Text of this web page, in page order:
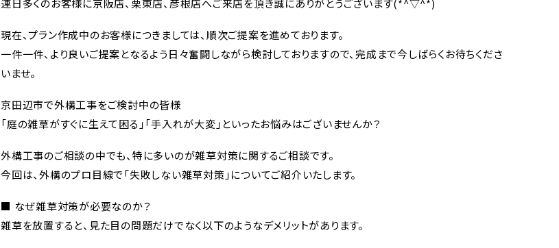
連日多くのお客様に京阪店、栗東店、彦根店へご来店を頂き誠にありがとうございます(*^▽^*)
現在、プラン作成中のお客様につきましては、順次ご提案を進めております。
一件一件、より良いご提案となるよう日々奮闘しながら検討しておりますので、完成まで今しばらくお待ちくださ
いませ。
京田辺市で外構工事をご検討中の皆様
「庭の雑草がすぐに生えて困る」「手入れが大変」といったお悩みはございませんか？
外構工事のご相談の中でも、特に多いのが雑草対策に関するご相談です。
今回は、外構のプロ目線で「失敗しない雑草対策」についてご紹介いたします。
■ なぜ雑草対策が必要なのか？
雑草を放置すると、見た目の問題だけでなく以下のようなデメリットがあります。